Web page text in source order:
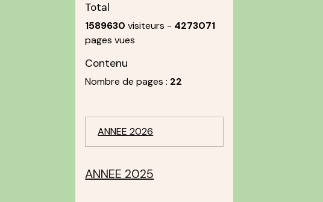
Total
1589630 visiteurs - 4273071
pages vues
Contenu
Nombre de pages : 22
ANNEE 2026
ANNEE 2025